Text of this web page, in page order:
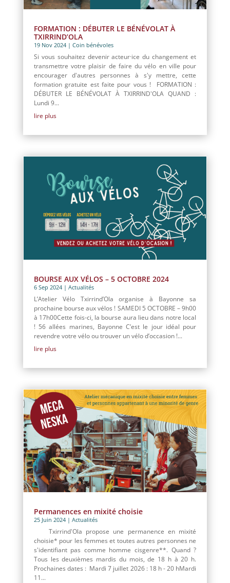
FORMATION : DÉBUTER LE BÉNÉVOLAT À
TXIRRIND’OLA
19 Nov 2024| Coin bénévoles
Si vous souhaitez devenir acteur·ice du changement et
transmettre votre plaisir de faire du vélo en ville pour
encourager d'autres personnes à s'y mettre, cette
formation gratuite est faite pour vous ! FORMATION :
DÉBUTER LE BÉNÉVOLAT À TXIRRIND'OLA QUAND :
Lundi 9...
lire plus
BOURSE AUX VÉLOS – 5 OCTOBRE 2024
6 Sep 2024| Actualités
L’Atelier Vélo Txirrind’Ola organise à Bayonne sa
prochaine bourse aux vélos ! SAMEDI 5 OCTOBRE – 9h00
à 17h00Cette fois-ci, la bourse aura lieu dans notre local
! 56 allées marines, Bayonne C’est le jour idéal pour
revendre votre vélo ou trouver un vélo d’occasion !...
lire plus
Permanences en mixité choisie
25 Juin 2024| Actualités
Txirrind'Ola propose une permanence en mixité
choisie* pour les femmes et toutes autres personnes ne
s'identifiant pas comme homme cisgenre**. Quand ?
Tous les deuxièmes mardis du mois, de 18 h à 20 h.
Prochaines dates : Mardi 7 juillet 2026 : 18 h - 20 hMardi
11...